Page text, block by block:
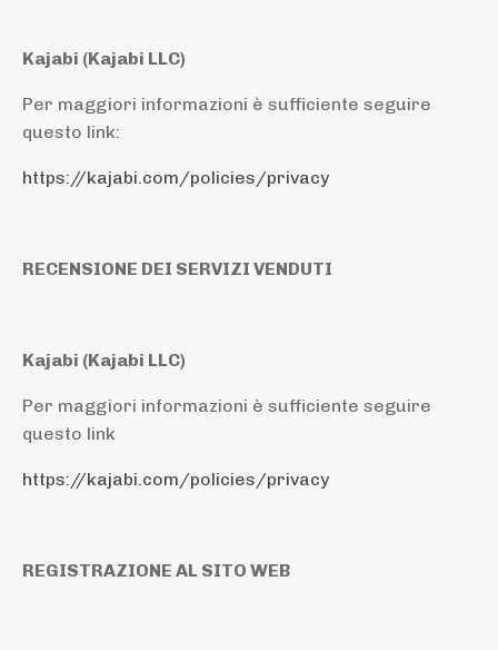
Kajabi (Kajabi LLC)
Per maggiori informazioni è sufficiente seguire
questo link:
https://kajabi.com/policies/privacy
RECENSIONE DEI SERVIZI VENDUTI
Kajabi (Kajabi LLC)
Per maggiori informazioni è sufficiente seguire
questo link
https://kajabi.com/policies/privacy
REGISTRAZIONE AL SITO WEB